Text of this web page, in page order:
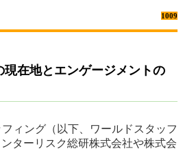
1009
現在地とエンゲージメントの
ィング（以下、ワールドスタッフ
ターリスク総研株式会社や株式会